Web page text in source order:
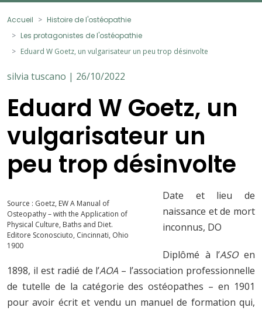
Accueil
Histoire de l'ostéopathie
Les protagonistes de l'ostéopathie
Eduard W Goetz, un vulgarisateur un peu trop désinvolte
silvia tuscano | 26/10/2022
Eduard W Goetz, un
vulgarisateur un
peu trop désinvolte
Source : Goetz, EW A Manual of
Osteopathy – with the Application of
Physical Culture, Baths and Diet.
Editore Sconosciuto, Cincinnati, Ohio
1900
Date et lieu de
naissance et de mort
inconnus, DO
Diplômé à l’ASOen
1898, il est radié de l’AOA – l’association professionnelle
de tutelle de la catégorie des ostéopathes – en 1901
pour avoir écrit et vendu un manuel de formation qui,